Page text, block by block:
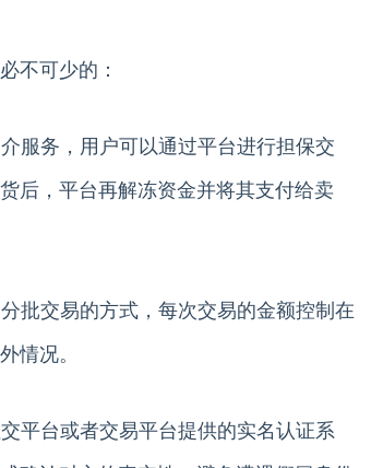
不可少的：
服务，用户可以通过平台进行担保交
后，平台再解冻资金并将其支付给卖
批交易的方式，每次交易的金额控制在
情况。
平台或者交易平台提供的实名认证系